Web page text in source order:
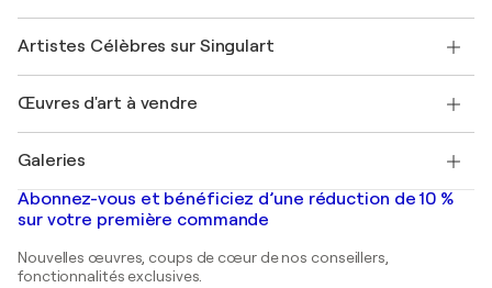
Rejoignez notre programme commercial
Mon compte
+33 1 76 44 06 42
Magazine Singulart
Emplois
Découvrez une sélection d'art original
Se connecter en tant qu'Artiste
Artistes Célèbres sur Singulart
Marc Chagall
Banksy
Mr. Brainwash
Shepard Fairey
Œuvres d'art à vendre
Tableaux abstraits à vendre
Peintures de paysage
Estampes
Peintures acryliques
Galeries
Galeries d'art en France
Galeries d'art en Belgique
Abonnez-vous et bénéficiez d’une réduction de 10 %
sur votre première commande
Nouvelles œuvres, coups de cœur de nos conseillers,
fonctionnalités exclusives.